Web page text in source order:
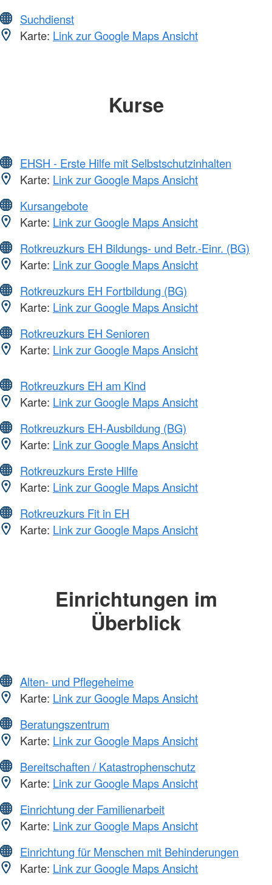
Suchdienst
Karte: Link zur Google Maps Ansicht
Kurse
EHSH - Erste Hilfe mit Selbstschutzinhalten
Karte: Link zur Google Maps Ansicht
Kursangebote
Karte: Link zur Google Maps Ansicht
Rotkreuzkurs EH Bildungs- und Betr.-Einr. (BG)
Karte: Link zur Google Maps Ansicht
Rotkreuzkurs EH Fortbildung (BG)
Karte: Link zur Google Maps Ansicht
Rotkreuzkurs EH Senioren
Karte: Link zur Google Maps Ansicht
Rotkreuzkurs EH am Kind
Karte: Link zur Google Maps Ansicht
Rotkreuzkurs EH-Ausbildung (BG)
Karte: Link zur Google Maps Ansicht
Rotkreuzkurs Erste Hilfe
Karte: Link zur Google Maps Ansicht
Rotkreuzkurs Fit in EH
Karte: Link zur Google Maps Ansicht
Einrichtungen im
Überblick
Alten- und Pflegeheime
Karte: Link zur Google Maps Ansicht
Beratungszentrum
Karte: Link zur Google Maps Ansicht
Bereitschaften / Katastrophenschutz
Karte: Link zur Google Maps Ansicht
Einrichtung der Familienarbeit
Karte: Link zur Google Maps Ansicht
Einrichtung für Menschen mit Behinderungen
Karte: Link zur Google Maps Ansicht